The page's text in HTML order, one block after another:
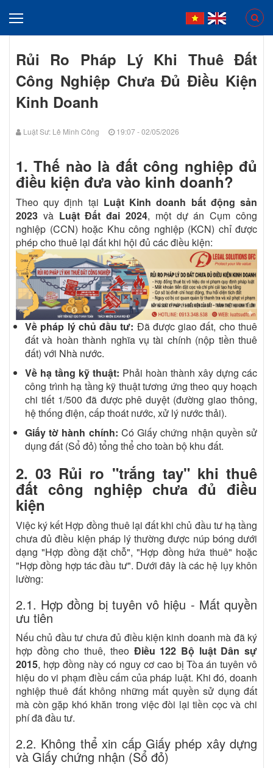
Rủi Ro Pháp Lý Khi Thuê Đất
Công Nghiệp Chưa Đủ Điều Kiện
Kinh Doanh
Luật Sư: Lê Minh Công 19:07 - 02/05/2026
1. Thế nào là đất công nghiệp đủ
điều kiện đưa vào kinh doanh?
Theo quy định tại Luật Kinh doanh bất động sản
2023 và Luật Đất đai 2024, một dự án Cụm công
nghiệp (CCN) hoặc Khu công nghiệp (KCN) chỉ được
phép cho thuê lại đất khi hội đủ các điều kiện:
Về pháp lý chủ đầu tư: Đã được giao đất, cho thuê
đất và hoàn thành nghĩa vụ tài chính (nộp tiền thuê
đất) với Nhà nước.
Về hạ tầng kỹ thuật: Phải hoàn thành xây dựng các
công trình hạ tầng kỹ thuật tương ứng theo quy hoạch
chi tiết 1/500 đã được phê duyệt (đường giao thông,
hệ thống điện, cấp thoát nước, xử lý nước thải).
Giấy tờ hành chính: Có Giấy chứng nhận quyền sử
dụng đất (Sổ đỏ) tổng thể cho toàn bộ khu đất.
2. 03 Rủi ro "trắng tay" khi thuê
đất công nghiệp chưa đủ điều
kiện
Việc ký kết Hợp đồng thuê lại đất khi chủ đầu tư hạ tầng
chưa đủ điều kiện pháp lý thường được núp bóng dưới
dạng "Hợp đồng đặt chỗ", "Hợp đồng hứa thuê" hoặc
"Hợp đồng hợp tác đầu tư". Dưới đây là các hệ lụy khôn
lường:
2.1. Hợp đồng bị tuyên vô hiệu - Mất quyền
ưu tiên
Nếu chủ đầu tư chưa đủ điều kiện kinh doanh mà đã ký
hợp đồng cho thuê, theo Điều 122 Bộ luật Dân sự
2015, hợp đồng này có nguy cơ cao bị Tòa án tuyên vô
hiệu do vi phạm điều cấm của pháp luật. Khi đó, doanh
nghiệp thuê đất không những mất quyền sử dụng đất
mà còn gặp khó khăn trong việc đòi lại tiền cọc và chi
phí đã đầu tư.
2.2. Không thể xin cấp Giấy phép xây dựng
và Giấy chứng nhận (Sổ đỏ)